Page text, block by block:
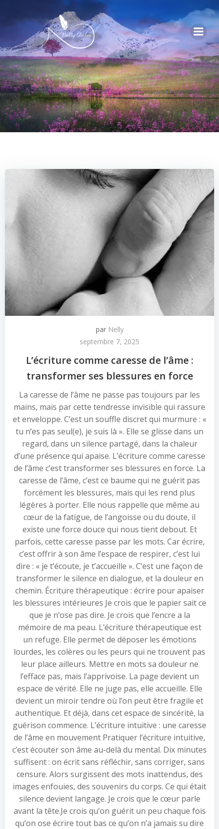
par Nelly
septembre 7, 2025
L’écriture comme caresse de l’âme :
transformer ses blessures en force
La caresse de l’âme ne passe pas toujours par les
mains, mais par cette tendresse invisible qui rassure
et enveloppe. C’est un souffle discret qui murmure : «
tu n’es pas seul(e), je suis là ». Elle se glisse dans un
regard, dans un silence partagé, dans la chaleur
d’une présence qui apaise. L’écriture comme caresse
de l’âme c’est transformer ses blessures en force. La
caresse de l’âme, c’est ce baume qui ne guérit pas
forcément les blessures, mais qui les rend plus
légères à porter. Elle nous rappelle que même au
cœur de la fatigue, de l’angoisse ou du doute, il
existe une force douce qui nous tient debout. Et
parfois, cette caresse passe par les mots. Car écrire,
c’est offrir à son âme l’espace de respirer, c’est lui
dire : « je t’écoute, je t’accueille ». C’est une façon de
transformer le silence en dialogue, et la douleur en
chemin. Écriture thérapeutique : écrire pour apaiser
les blessures intérieures Je crois que le papier sait ce
que je n’ose pas dire. Je crois que l’encre a la
mémoire de ma peau. L’écriture thérapeutique est
un refuge. Elle permet de déposer les émotions
lourdes, les colères ou les peurs qui ne trouvent pas
leur place ailleurs. Mettre en mots sa douleur ne
l’efface pas, mais l’apprivoise. La page devient un
espace de vérité. Elle ne juge pas, elle accueille. Elle
devient un miroir tendre où l’on peut être fragile et
authentique. Et déjà, dans cet espace de sincérité, la
guérison commence. L’écriture intuitive : une caresse
de l’âme en mouvement Pratiquer l’écriture intuitive,
c’est écouter son âme au-delà du mental. Dix minutes
suffisent : on écrit sans réfléchir, sans corriger, sans
censure. Alors surgissent des mots inattendus, des
images enfouies, des souvenirs du corps. Ce qui était
silence devient langage. Je crois que le cœur parle
avant la tête.Je crois qu’on guérit un peu chaque fois
qu’on ose écrire tout bas ce qu’on n’a jamais su dire